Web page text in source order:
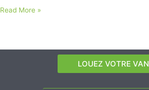
Read More »
LOUEZ VOTRE VAN